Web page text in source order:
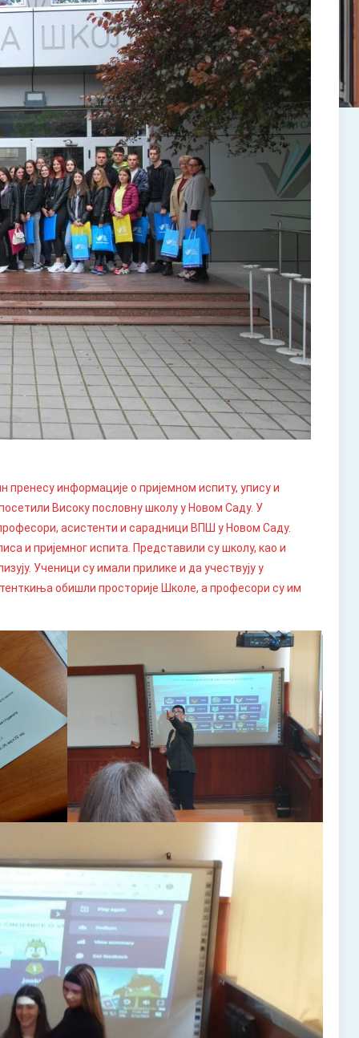
информације о пријемном испиту, упису и
Високу пословну школу у Новом Саду. У
асистенти и сарадници ВПШ у Новом Саду.
и пријемног испита. Представили су школу, као и
Ученици су имали прилике и да учествују у
обишли просторије Школе, а професори су им